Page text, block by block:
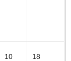
10 18